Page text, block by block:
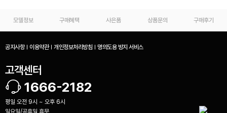
모델정보 구매혜택 사은품 상품문의 구매후기
공지사항 이용약관 개인정보처리방침 명의도용 방지 서비스
고객센터
1666-2182
평일 오전 9시 ~ 오후 6시
일요일/공휴일 휴무